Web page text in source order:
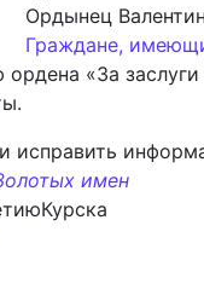
Ордынец
Граждане,
«За
исправить
имен